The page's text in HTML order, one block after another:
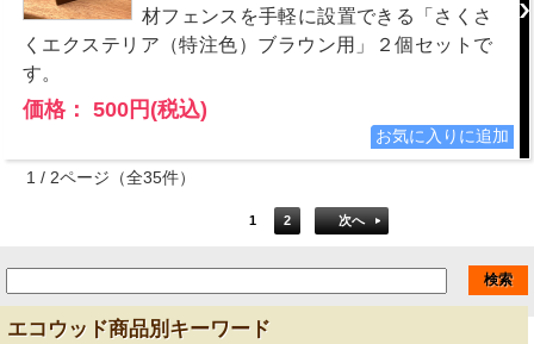
材フェンスを手軽に設置できる「さくさ
くエクステリア（特注色）ブラウン用」２個セットで
す。
価格： 500円(税込)
1 / 2ページ （全35件）
1 2 次へ
エコウッド商品別キーワード